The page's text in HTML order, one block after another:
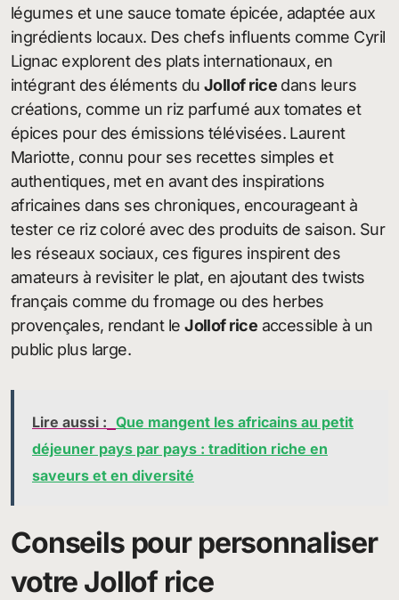
légumes et une sauce tomate épicée, adaptée aux
ingrédients locaux. Des chefs influents comme Cyril
Lignac explorent des plats internationaux, en
intégrant des éléments du Jollof rice dans leurs
créations, comme un riz parfumé aux tomates et
épices pour des émissions télévisées. Laurent
Mariotte, connu pour ses recettes simples et
authentiques, met en avant des inspirations
africaines dans ses chroniques, encourageant à
tester ce riz coloré avec des produits de saison. Sur
les réseaux sociaux, ces figures inspirent des
amateurs à revisiter le plat, en ajoutant des twists
français comme du fromage ou des herbes
provençales, rendant leJollof rice accessible à un
public plus large.
Lire aussi : Que mangent les africains au petit
déjeuner pays par pays : tradition riche en
saveurs et en diversité
Conseils pour personnaliser
votre Jollof rice